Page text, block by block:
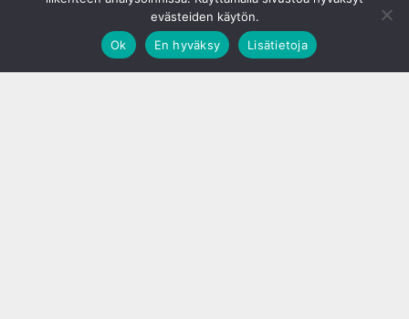
evästeiden käytön.
Ok
En hyväksy Lisätietoja